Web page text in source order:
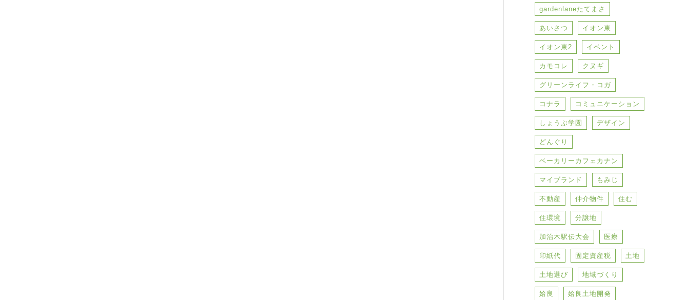
gardenlaneたてまさ
あいさつ イオン東
イオン東2 イベント
カモコレ クヌギ
グリーンライフ・コガ
コナラ コミュニケーション
しょうぶ学園 デザイン
どんぐり
ベーカリーカフェカナン
マイブランド もみじ
不動産 仲介物件 住む
住環境 分譲地
加治木駅伝大会 医療
印紙代 固定資産税 土地
土地選び 地域づくり
姶良 姶良土地開発